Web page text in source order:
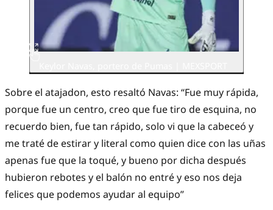
Sobre el atajadon, esto resaltó Navas: “Fue muy rápida,
porque fue un centro, creo que fue tiro de esquina, no
recuerdo bien, fue tan rápido, solo vi que la cabeceó y
me traté de estirar y literal como quien dice con las uñas
apenas fue que la toqué, y bueno por dicha después
hubieron rebotes y el balón no entré y eso nos deja
felices que podemos ayudar al equipo”